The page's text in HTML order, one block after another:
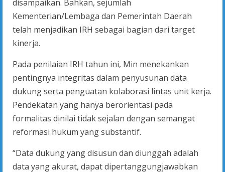
disampaikan. Bahkan, sejumlah
Kementerian/Lembaga dan Pemerintah Daerah
telah menjadikan IRH sebagai bagian dari target
kinerja.
Pada penilaian IRH tahun ini, Min menekankan
pentingnya integritas dalam penyusunan data
dukung serta penguatan kolaborasi lintas unit kerja.
Pendekatan yang hanya berorientasi pada
formalitas dinilai tidak sejalan dengan semangat
reformasi hukum yang substantif.
“Data dukung yang disusun dan diunggah adalah
data yang akurat, dapat dipertanggungjawabkan